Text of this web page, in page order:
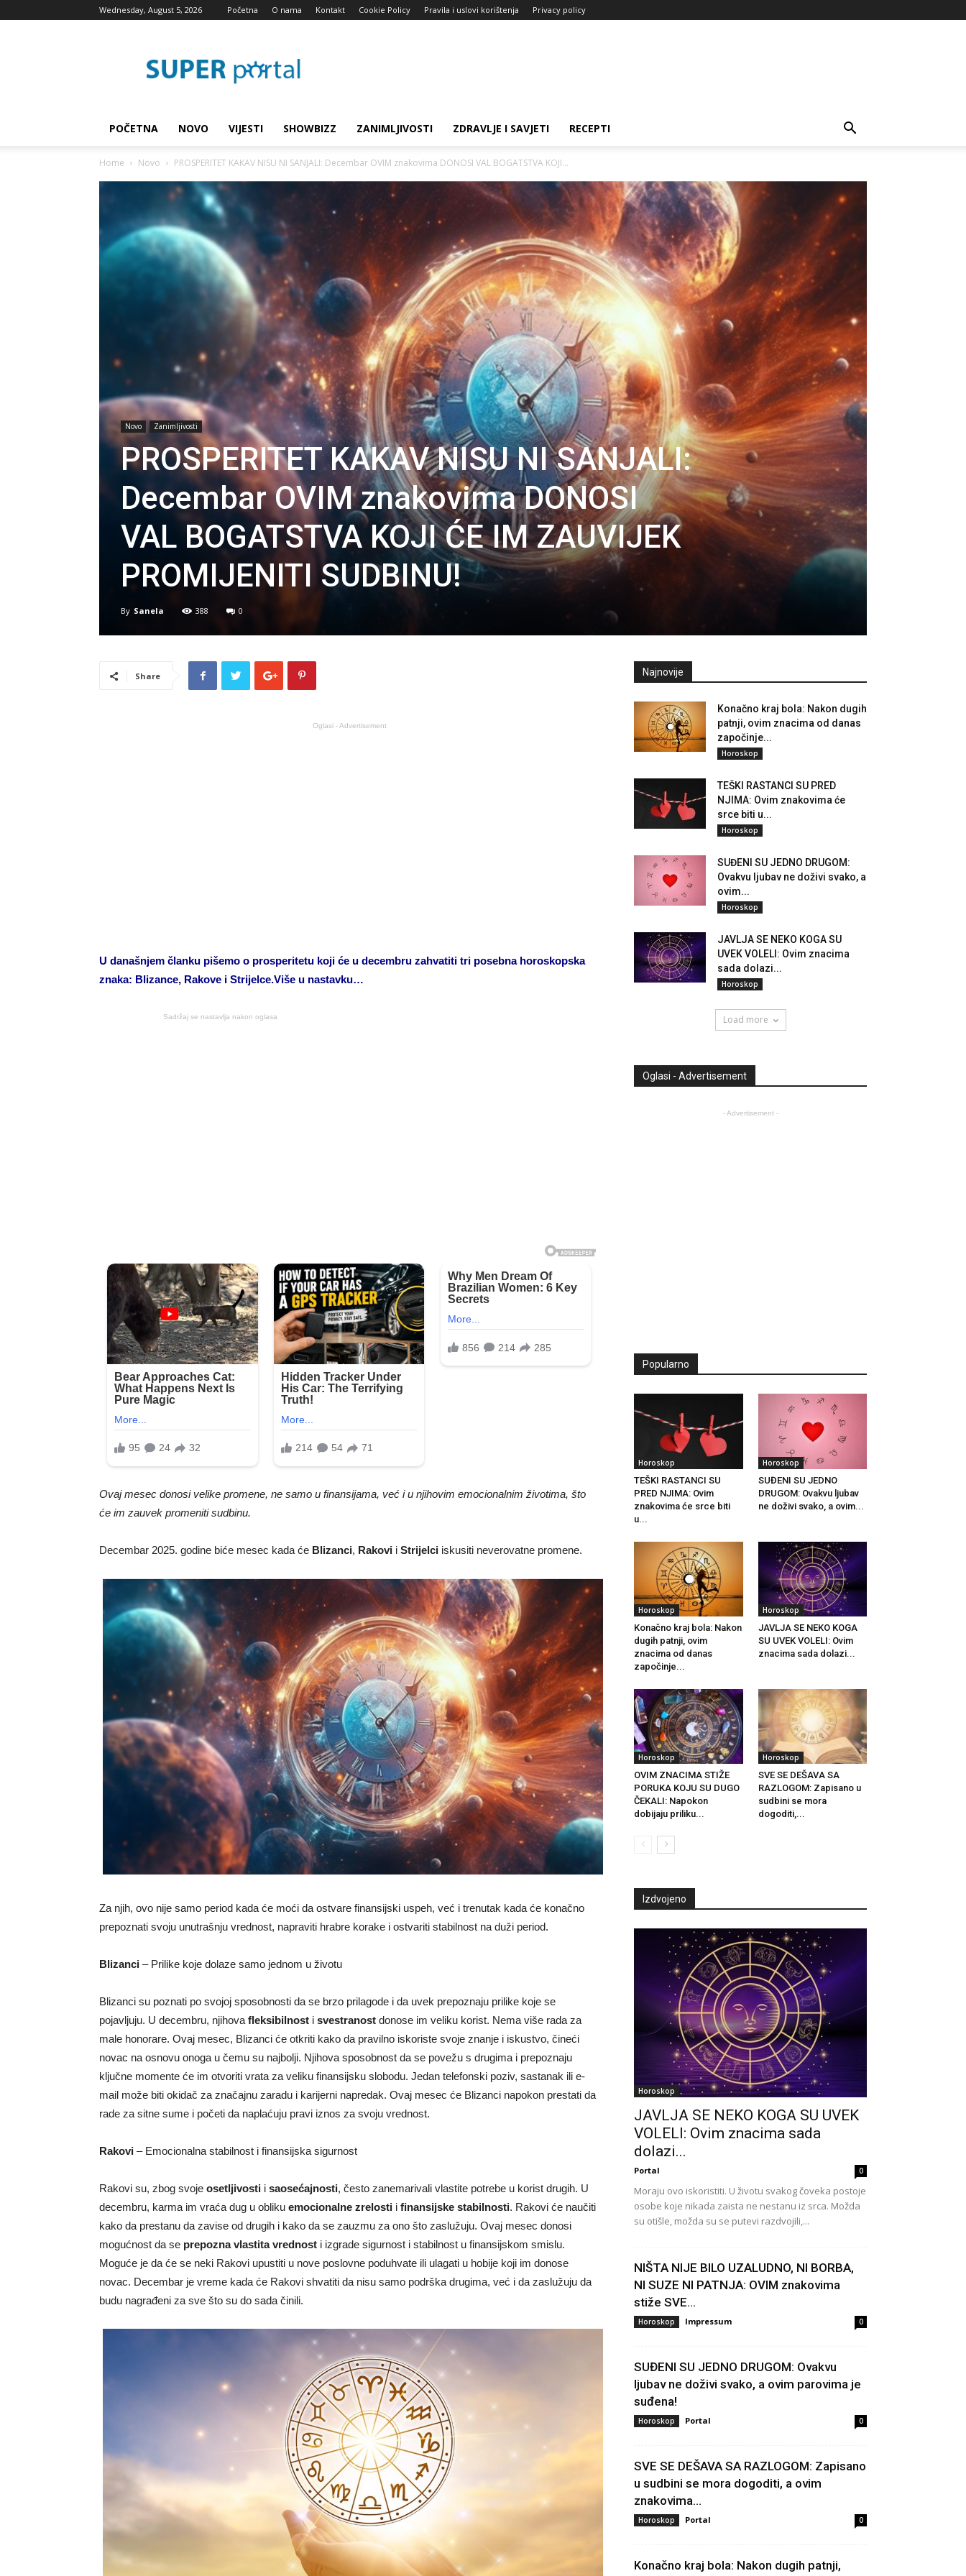
Wednesday, August 5, 2026 Početna O nama Kontakt Cookie Policy Pravila i uslovi korištenja Privacy policy
blog
POČETNA NOVO VIJESTI SHOWBIZZ ZANIMLJIVOSTI ZDRAVLJE I SAVJETI RECEPTI
Home Novo PROSPERITET KAKAV NISU NI SANJALI: Decembar OVIM znakovima DONOSI VAL BOGATSTVA KOJI...
Novo Zanimljivosti
PROSPERITET KAKAV NISU NI SANJALI:
Decembar OVIM znakovima DONOSI
VAL BOGATSTVA KOJI ĆE IM ZAUVIJEK
PROMIJENITI SUDBINU!
By Sanela 388 0
Share
Oglasi - Advertisement
U današnjem članku pišemo o prosperitetu koji će u decembru zahvatiti tri posebna horoskopska
znaka: Blizance, Rakove i Strijelce.Više u nastavku…
Sadržaj se nastavlja nakon oglasa
Ovaj mesec donosi velike promene, ne samo u finansijama, već i u njihovim emocionalnim životima, što
će im zauvek promeniti sudbinu.
Decembar 2025. godine biće mesec kada će Blizanci, Rakovi i Strijelci iskusiti neverovatne promene.
Za njih, ovo nije samo period kada će moći da ostvare finansijski uspeh, već i trenutak kada će konačno
prepoznati svoju unutrašnju vrednost, napraviti hrabre korake i ostvariti stabilnost na duži period.
Blizanci – Prilike koje dolaze samo jednom u životu
Blizanci su poznati po svojoj sposobnosti da se brzo prilagode i da uvek prepoznaju prilike koje se
pojavljuju. U decembru, njihova fleksibilnost i svestranost donose im veliku korist. Nema više rada za
male honorare. Ovaj mesec, Blizanci će otkriti kako da pravilno iskoriste svoje znanje i iskustvo, čineći
novac na osnovu onoga u čemu su najbolji. Njihova sposobnost da se povežu s drugima i prepoznaju
ključne momente će im otvoriti vrata za veliku finansijsku slobodu. Jedan telefonski poziv, sastanak ili e-
mail može biti okidač za značajnu zaradu i karijerni napredak. Ovaj mesec će Blizanci napokon prestati da
rade za sitne sume i početi da naplaćuju pravi iznos za svoju vrednost.
Rakovi – Emocionalna stabilnost i finansijska sigurnost
Rakovi su, zbog svoje osetljivosti i saosećajnosti, često zanemarivali vlastite potrebe u korist drugih. U
decembru, karma im vraća dug u obliku emocionalne zrelosti i finansijske stabilnosti. Rakovi će naučiti
kako da prestanu da zavise od drugih i kako da se zauzmu za ono što zaslužuju. Ovaj mesec donosi
mogućnost da se prepozna vlastita vrednost i izgrade sigurnost i stabilnost u finansijskom smislu.
Moguće je da će se neki Rakovi upustiti u nove poslovne poduhvate ili ulagati u hobije koji im donose
novac. Decembar je vreme kada će Rakovi shvatiti da nisu samo podrška drugima, već i da zaslužuju da
budu nagrađeni za sve što su do sada činili.
Najnovije
Konačno kraj bola: Nakon dugih
patnji, ovim znacima od danas
započinje...
Horoskop
TEŠKI RASTANCI SU PRED
NJIMA: Ovim znakovima će
srce biti u...
Horoskop
SUĐENI SU JEDNO DRUGOM:
Ovakvu ljubav ne doživi svako, a
ovim...
Horoskop
JAVLJA SE NEKO KOGA SU
UVEK VOLELI: Ovim znacima
sada dolazi...
Horoskop
Load more
Oglasi - Advertisement
- Advertisement -
Popularno
Horoskop
TEŠKI RASTANCI SU
PRED NJIMA: Ovim
znakovima će srce biti
u...
Horoskop
SUĐENI SU JEDNO
DRUGOM: Ovakvu ljubav
ne doživi svako, a ovim...
Horoskop
Konačno kraj bola: Nakon
dugih patnji, ovim
znacima od danas
započinje...
Horoskop
JAVLJA SE NEKO KOGA
SU UVEK VOLELI: Ovim
znacima sada dolazi...
Horoskop
OVIM ZNACIMA STIŽE
PORUKA KOJU SU DUGO
ČEKALI: Napokon
dobijaju priliku...
Horoskop
SVE SE DEŠAVA SA
RAZLOGOM: Zapisano u
sudbini se mora
dogoditi,...
Izdvojeno
Horoskop
JAVLJA SE NEKO KOGA SU UVEK
VOLELI: Ovim znacima sada
dolazi...
Portal 0
Moraju ovo iskoristiti. U životu svakog čoveka postoje
osobe koje nikada zaista ne nestanu iz srca. Možda
su otišle, možda su se putevi razdvojili,...
NIŠTA NIJE BILO UZALUDNO, NI BORBA,
NI SUZE NI PATNJA: OVIM znakovima
stiže SVE...
Horoskop Impressum 0
SUĐENI SU JEDNO DRUGOM: Ovakvu
ljubav ne doživi svako, a ovim parovima je
suđena!
Horoskop Portal 0
SVE SE DEŠAVA SA RAZLOGOM: Zapisano
u sudbini se mora dogoditi, a ovim
znakovima...
Horoskop Portal 0
Konačno kraj bola: Nakon dugih patnji,